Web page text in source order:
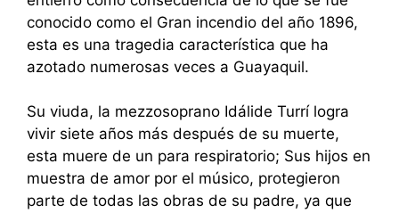
conocido como el Gran incendio del año 1896,
esta es una tragedia característica que ha
azotado numerosas veces a Guayaquil.
Su viuda, la mezzosoprano Idálide Turrí logra
vivir siete años más después de su muerte,
esta muere de un para respiratorio; Sus hijos en
muestra de amor por el músico, protegieron
parte de todas las obras de su padre, ya que